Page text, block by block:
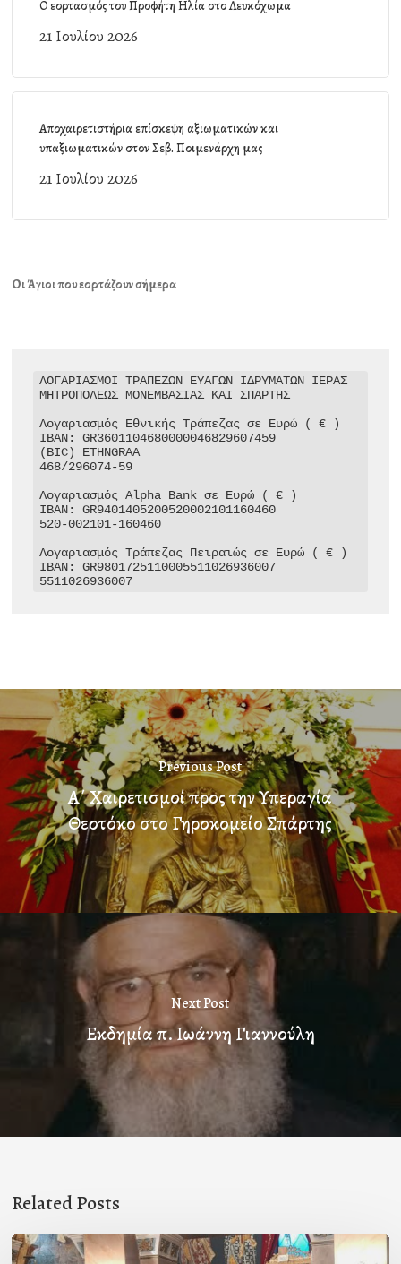
Ο εορτασμός του Προφήτη Ηλία στο Λευκόχωμα
21 Ιουλίου 2026
Αποχαιρετιστήρια επίσκεψη αξιωματικών και
υπαξιωματικών στον Σεβ. Ποιμενάρχη μας
21 Ιουλίου 2026
Οι Άγιοι που εορτάζουν σήμερα
ΛΟΓΑΡΙΑΣΜΟΙ ΤΡΑΠΕΖΩΝ ΕΥΑΓΩΝ ΙΔΡΥΜΑΤΩΝ ΙΕΡΑΣ
ΜΗΤΡΟΠΟΛΕΩΣ ΜΟΝΕΜΒΑΣΙΑΣ ΚΑΙ ΣΠΑΡΤΗΣ
Λογαριασμός Εθνικής Τράπεζας σε Ευρώ ( € )
IBAN: GR3601104680000046829607459
(BIC) ETHNGRAA
468/296074-59
Λογαριασμός Alpha Bank σε Ευρώ ( € )
IBAN: GR9401405200520002101160460
520-002101-160460
Λογαριασμός Τράπεζας Πειραιώς σε Ευρώ ( € )
IBAN: GR9801725110005511026936007
5511026936007
Previous Post
Α΄ Χαιρετισμοί προς την Υπεραγία
Θεοτόκο στο Γηροκομείο Σπάρτης
Next Post
Εκδημία π. Ιωάννη Γιαννούλη
Related Posts
Ιερά